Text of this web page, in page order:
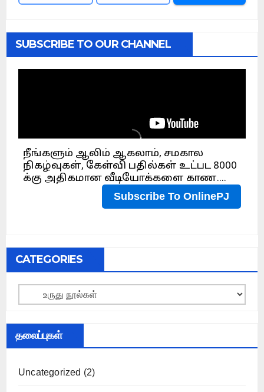
SUBSCRIBE TO OUR CHANNEL
CATEGORIES
Categories
தலைப்புகள்
Uncategorized (2)